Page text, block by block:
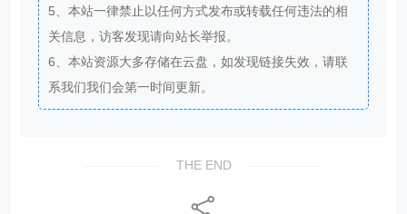
5、本站一律禁止以任何方式发布或转载任何违法的相
关信息，访客发现请向站长举报。
6、本站资源大多存储在云盘，如发现链接失效，请联
系我们我们会第一时间更新。
THE END